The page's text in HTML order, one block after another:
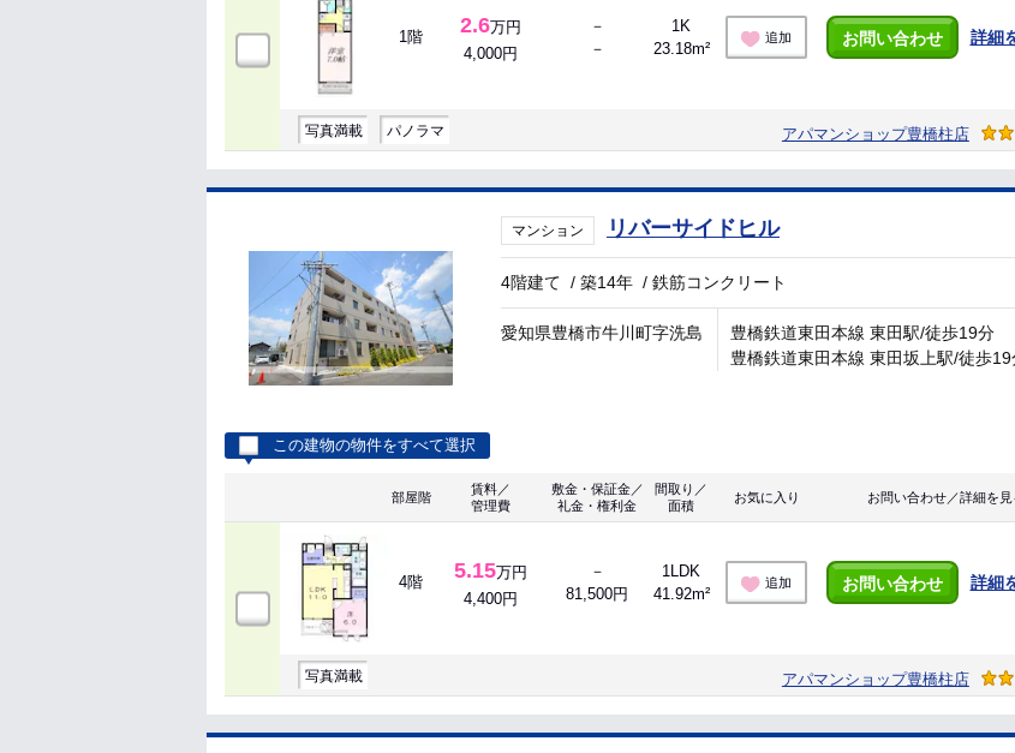
1階 2.6万円
4,000円
－
－
1K
23.18m²
追加 お問い合わせ 詳細
写真満載 パノラマ アパマンショップ豊橋柱店
マンション リバーサイドヒル
4階建て /築14年 /鉄筋コンクリート
愛知県豊橋市牛川町字洗島
豊橋鉄道東田本線 東田駅/徒歩19分
豊橋鉄道東田本線 東田坂上駅/徒歩19
この建物の物件をすべて選択
部屋階
賃料／
管理費
敷金・保証金／
礼金・権利金
間取り／
面積
お気に入り お問い合わせ／詳細を見
4階 5.15万円
4,400円
－
81,500円
1LDK
41.92m²
追加 お問い合わせ 詳細
写真満載 アパマンショップ豊橋柱店